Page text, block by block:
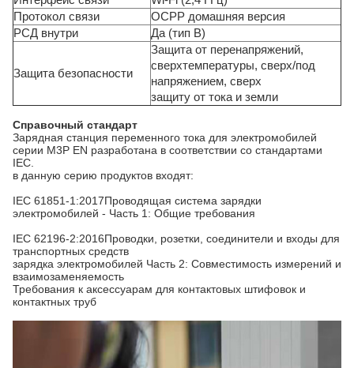
Протокол связи
OCPP домашняя версия
РСД внутри
Да (тип B)
Защита безопасности
Защита от перенапряжений,
сверхтемпературы, сверх/под
напряжением, сверх
защиту от тока и земли
Справочный стандарт
Зарядная станция переменного тока для электромобилей
серии M3P EN разработана в соответствии со стандартами
IEC.
в данную серию продуктов входят:
IEC 61851-1:2017Проводящая система зарядки
электромобилей - Часть 1: Общие требования
IEC 62196-2:2016Проводки, розетки, соединители и входы для
транспортных средств
зарядка электромобилей Часть 2: Совместимость измерений и
взаимозаменяемость
Требования к аксессуарам для контактовых штифовок и
контактных труб